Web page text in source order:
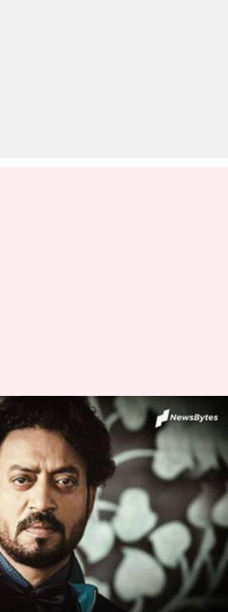
गुरु हम! ये हैं
बेस्ट फिल्मी
pm
सफर करने वालेअभिनेता इरफान